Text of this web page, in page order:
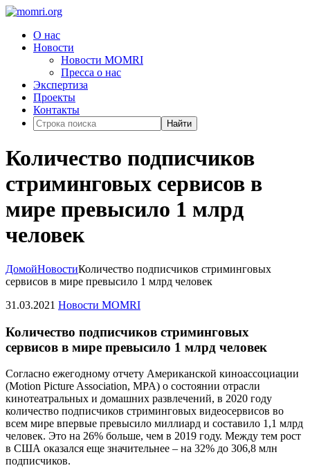
О нас
Новости
Новости MOMRI
Пресса о нас
Экспертиза
Проекты
Контакты
Найти
Количество подписчиков
стриминговых сервисов в
мире превысило 1 млрд
человек
ДомойНовостиКоличество подписчиков стриминговых
сервисов в мире превысило 1 млрд человек
31.03.2021 Новости MOMRI
Количество подписчиков стриминговых
сервисов в мире превысило 1 млрд человек
Согласно ежегодному отчету Американской киноассоциации
(Motion Picture Association, MPA) о состоянии отрасли
кинотеатральных и домашних развлечений, в 2020 году
количество подписчиков стриминговых видеосервисов во
всем мире впервые превысило миллиард и составило 1,1 млрд
человек. Это на 26% больше, чем в 2019 году. Между тем рост
в США оказался еще значительнее – на 32% до 306,8 млн
подписчиков.